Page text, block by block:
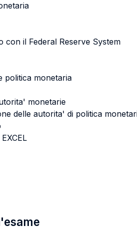
il Federal Reserve System
politica monetaria
monetarie
delle autorita' di politica